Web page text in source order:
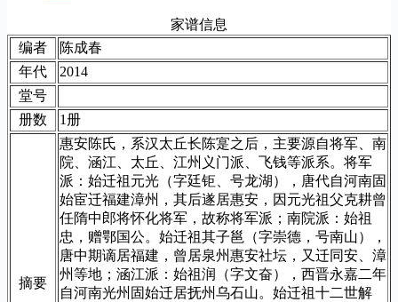
家谱信息
编者
陈成春
年代
2014
堂号
册数
1册
摘要
惠安陈氏，系汉太丘长陈寔之后，主要源自将军、南
院、涵江、太丘、江州义门派、飞钱等派系。将军
派：始迁祖元光（字廷钜、号龙湖），唐代自河南固
始宦迁福建漳州，其后遂居惠安，因元光祖父克耕曾
任隋中郎将怀化将军，故称将军派；南院派：始祖
忠，赠鄂国公。始迁祖其子邕（字崇德，号南山），
唐中期谪居福建，曾居泉州惠安社坛，又迁同安、漳
州等地；涵江派：始祖润（字文奋），西晋永嘉二年
自河南光州固始迁居抚州乌石山。始迁祖十二世解